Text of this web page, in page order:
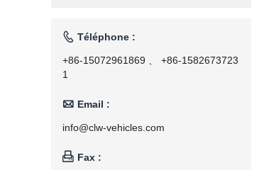
 Téléphone :
+86-15072961869 、 +86-1582673723
1
 Email :
info@clw-vehicles.com
 Fax :